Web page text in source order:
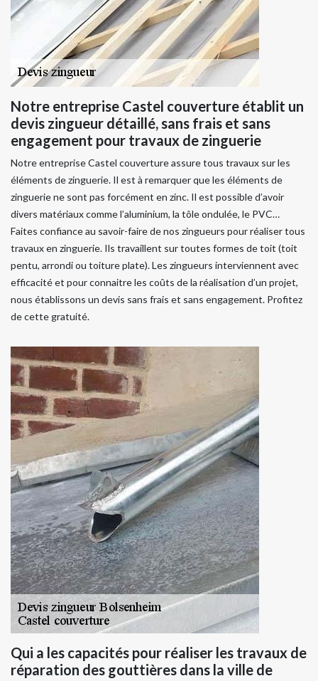
Notre entreprise Castel couverture établit un
devis zingueur détaillé, sans frais et sans
engagement pour travaux de zinguerie
Notre entreprise Castel couverture assure tous travaux sur les
éléments de zinguerie. Il est à remarquer que les éléments de
zinguerie ne sont pas forcément en zinc. Il est possible d’avoir
divers matériaux comme l’aluminium, la tôle ondulée, le PVC…
Faites confiance au savoir-faire de nos zingueurs pour réaliser tous
travaux en zinguerie. Ils travaillent sur toutes formes de toit (toit
pentu, arrondi ou toiture plate). Les zingueurs interviennent avec
efficacité et pour connaitre les coûts de la réalisation d’un projet,
nous établissons un devis sans frais et sans engagement. Profitez
de cette gratuité.
Qui a les capacités pour réaliser les travaux de
réparation des gouttières dans la ville de